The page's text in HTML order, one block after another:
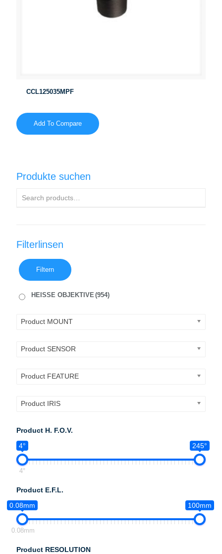
CCL125035MPF
Add To Compare
Produkte suchen
Filterlinsen
Filtern
HEISSE OBJEKTIVE(954)
Product MOUNT
Product SENSOR
Product FEATURE
Product IRIS
Product H. F.O.V.
4°
245°
4°
Product E.F.L.
0.08mm
100mm
0.08mm
Product RESOLUTION